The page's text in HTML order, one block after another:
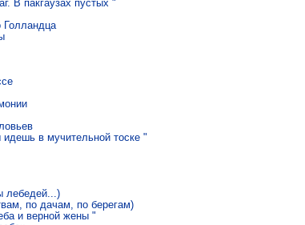
В пакгаузах пустых "
Голландца
в мучительной тоске "
лебедей...)
по дачам, по берегам)
и верной жены "